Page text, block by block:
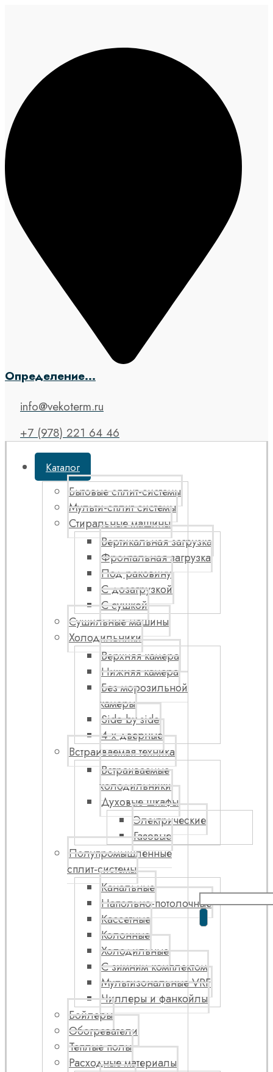
Определение...
info@vekoterm.ru
+7 (978) 221 64 46
Каталог
Бытовые сплит-системы
Мульти-сплит системы
Стиральные машины
Вертикальная загрузка
Фронтальная загрузка
Под раковину
С дозагрузкой
С сушкой
Сушильные машины
Холодильники
Верхняя камера
Нижняя камера
Без морозильной
камеры
Side by side
4-х дверные
Встраиваемая техника
Встраиваемые
холодильники
Духовые шкафы
Электрические
Газовые
Полупромышленные
сплит-системы
Канальные
Напольно-потолочные
Кассетные
Колонные
Холодильные
С зимним комплектом
Мультизональные VRF
Чиллеры и фанкойлы
Бойлеры
Обогреватели
Теплые полы
Расходные материалы